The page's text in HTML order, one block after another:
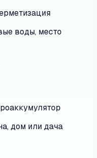
воды, место
дом или дача